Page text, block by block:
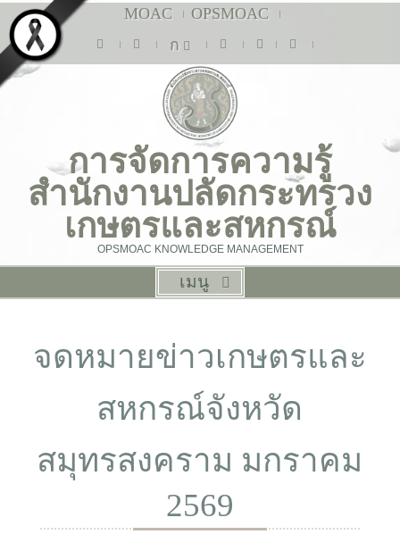
MOAC
OPSMOAC
ก
การจัดการความรู้
สำนักงานปลัดกระทรวง
เกษตรและสหกรณ์
OPSMOAC KNOWLEDGE MANAGEMENT
เมนู
จดหมายข่าวเกษตรและ
สหกรณ์จังหวัด
สมุทรสงคราม มกราคม
2569